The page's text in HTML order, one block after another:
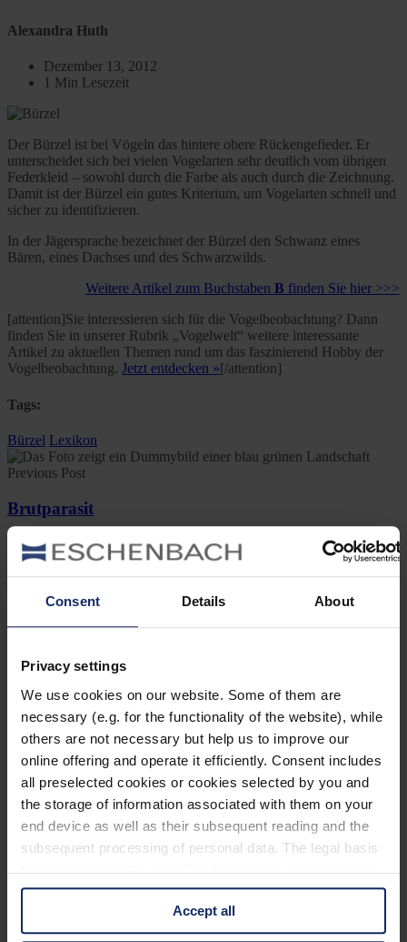
Consent Details About
Privacy settings
We use cookies on our website. Some of them are
necessary (e.g. for the functionality of the website), while
others are not necessary but help us to improve our
online offering and operate it efficiently. Consent includes
all preselected cookies or cookies selected by you and
the storage of information associated with them on your
end device as well as their subsequent reading and the
subsequent processing of personal data. The legal basis
for the consent with regard to the storage and reading of
information is Art. 25 para. 1 TDDDG and with regard to
the processing of personal data Art. 6 para. 1 lit. a
GDPR. We also use cookies from third-party providers.
Accept all
Alexandra Huth
Dezember 13, 2012
1 Min Lesezeit
Der Bürzel ist bei Vögeln das hintere obere Rückengefieder. Er
unterscheidet sich bei vielen Vogelarten sehr deutlich vom übrigen
Federkleid – sowohl durch die Farbe als auch durch die Zeichnung.
Damit ist der Bürzel ein gutes Kriterium, um Vogelarten schnell und
sicher zu identifizieren.
In der Jägersprache bezeichnet der Bürzel den Schwanz eines
Bären, eines Dachses und des Schwarzwilds.
Weitere Artikel zum Buchstaben B finden Sie hier >>>
[attention]Sie interessieren sich für die Vogelbeobachtung? Dann
finden Sie in unserer Rubrik „Vogelwelt“ weitere interessante
Artikel zu aktuellen Themen rund um das faszinierend Hobby der
Vogelbeobachtung. Jetzt entdecken »[/attention]
Tags:
Bürzel Lexikon
Previous Post
Brutparasit
Next Post
Eizahn
Kategorien
Ausrüstung
Naturwelt
Reisen
Tier des Monats
Vogel der Woche
Vogel des Jahres
Vogelwelt
Neueste Beiträge
Wer schon einmal einen schlafenden Hund mit zuckenden Pfoten
oder einen Vogel mit geschlossenen Augen beobachtet hat, hat sich
vielleicht gefragt: Träumen Tiere eigentlich?